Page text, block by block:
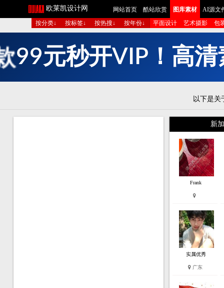
欧莱凯设计网 网站首页 酷站欣赏 图库素材
AI源文
按分类↓
按标签↓ 按热搜↓ 按年份↓ 平面设计 艺术摄影 包
多 组 图 生 成 短
以下是关
新
Frank
实属优秀
广东